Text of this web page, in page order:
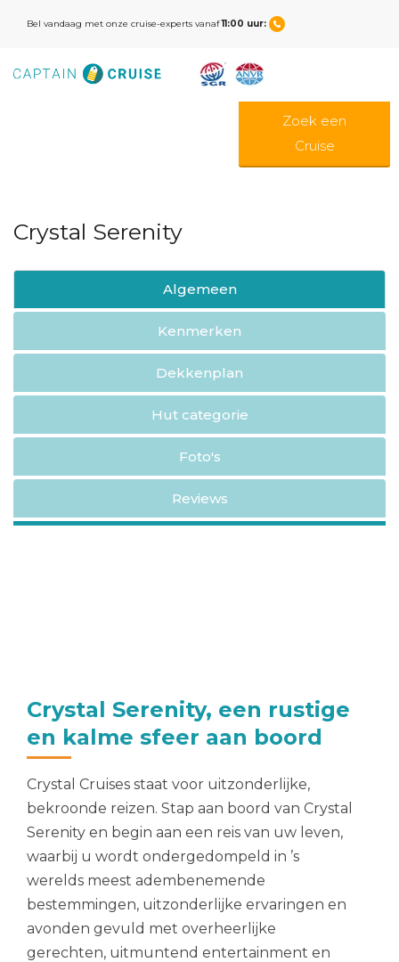
Bel vandaag met onze cruise-experts vanaf11:00 uur:
Zoek een
Cruise
Crystal Serenity
Algemeen
Kenmerken
Dekkenplan
Hut categorie
Foto's
Reviews
Crystal Serenity, een rustige
en kalme sfeer aan boord
Crystal Cruises staat voor uitzonderlijke,
bekroonde reizen. Stap aan boord van Crystal
Serenity en begin aan een reis van uw leven,
waarbij u wordt ondergedompeld in ’s
werelds meest adembenemende
bestemmingen, uitzonderlijke ervaringen en
avonden gevuld met overheerlijke
gerechten, uitmuntend entertainment en